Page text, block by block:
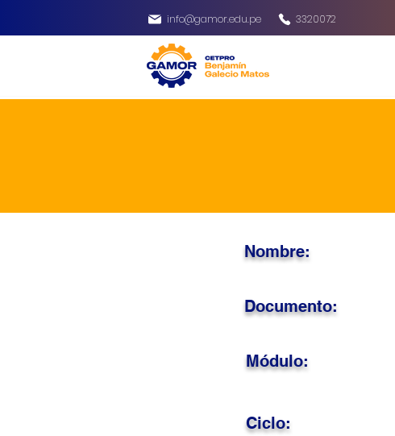
info@gamor.edu.pe 3320072
Nombre:
Documento:
Módulo:
Ciclo: